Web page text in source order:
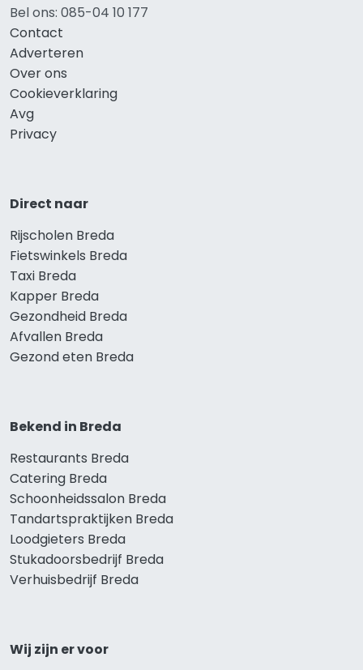
Bel ons: 085-04 10 177
Contact
Adverteren
Over ons
Cookieverklaring
Avg
Privacy
Direct naar
Rijscholen Breda
Fietswinkels Breda
Taxi Breda
Kapper Breda
Gezondheid Breda
Afvallen Breda
Gezond eten Breda
Bekend in Breda
Restaurants Breda
Catering Breda
Schoonheidssalon Breda
Tandartspraktijken Breda
Loodgieters Breda
Stukadoorsbedrijf Breda
Verhuisbedrijf Breda
Wij zijn er voor